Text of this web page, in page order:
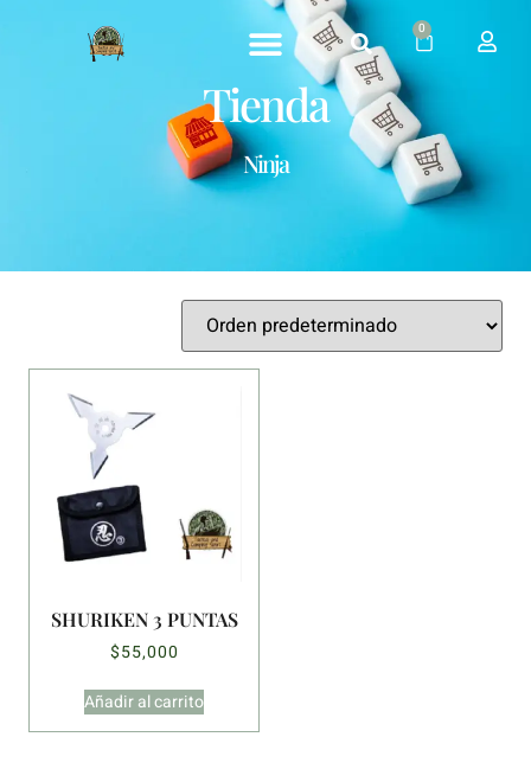
0
Tienda
Ninja
SHURIKEN 3 PUNTAS
$55,000
Añadir al carrito